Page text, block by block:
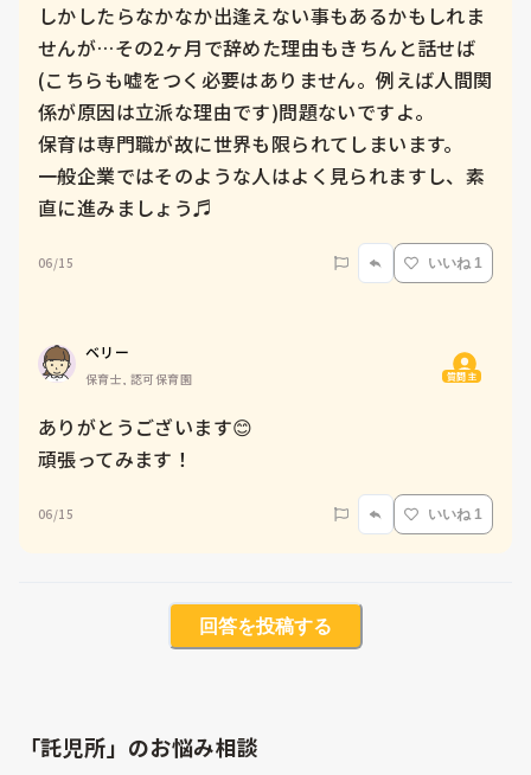
しかしたらなかなか出逢えない事もあるかもしれま
せんが…その2ヶ月で辞めた理由もきちんと話せば
(こちらも嘘をつく必要はありません。例えば人間関
係が原因は立派な理由です)問題ないですよ。
保育は専門職が故に世界も限られてしまいます。
一般企業ではそのような人はよく見られますし、素
直に進みましょう♬
06/15 いいね 1
ベリー
保育士, 認可保育園 質問主
ありがとうございます😊
頑張ってみます！
06/15 いいね 1
回答を投稿する
「託児所」のお悩み相談